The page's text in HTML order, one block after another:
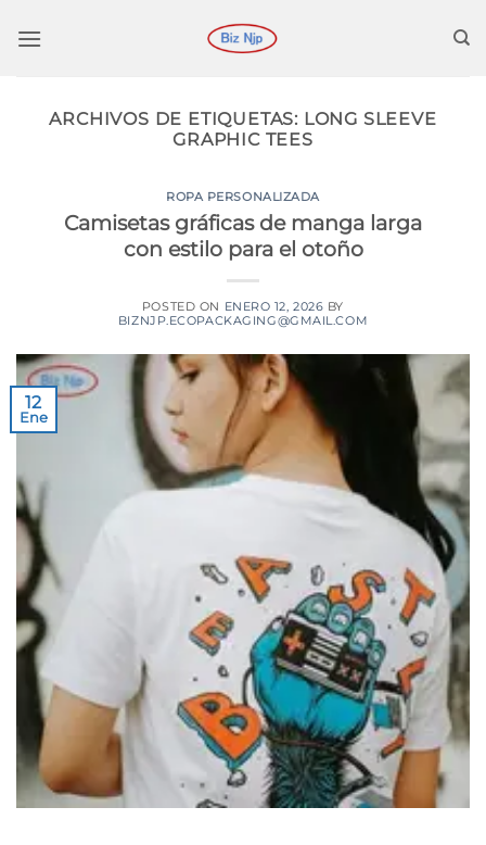
ARCHIVOS DE ETIQUETAS: LONG SLEEVE
GRAPHIC TEES
ROPA PERSONALIZADA
Camisetas gráficas de manga larga
con estilo para el otoño
POSTED ON ENERO 12, 2026 BY
BIZNJP.ECOPACKAGING@GMAIL.COM
12
Ene